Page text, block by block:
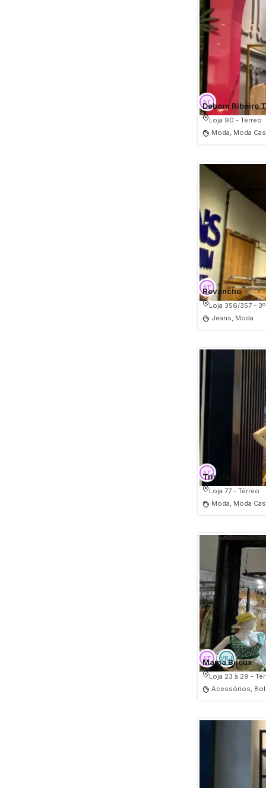
Debora Ribeiro
Loja 90 - Térreo
Moda, Moda
Revanche
Loja 356/357 -
Jeans, Moda
Tricotez
Loja 77 - Térreo
Moda, Moda
Mama Bijoux
Loja 23 à 29 -
Acessórios,